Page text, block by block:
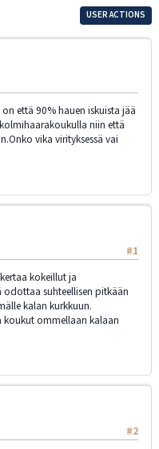
USER ACTIONS
että 90% hauen iskuista jää
niin että
vika virityksessä vai
#1
kokeillut ja
odottaa suhteellisen pitkään
kalan kurkkuun.
koukut ommellaan kalaan
#2